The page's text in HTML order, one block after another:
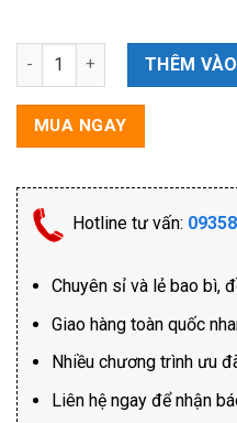
Ly 220 sọc số lượngTHÊM
MUA NGAY
Hotline tư vấn:
Chuyên sỉ và lẻ bao bì,
Giao hàng toàn quốc
Nhiều chương trình ưu
Liên hệ ngay để nhận